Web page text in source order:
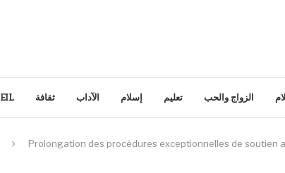
ثقافة الآداب إسلام تعليم الزواج والحب
Prolongation des procédures exceptionnelles de soutien